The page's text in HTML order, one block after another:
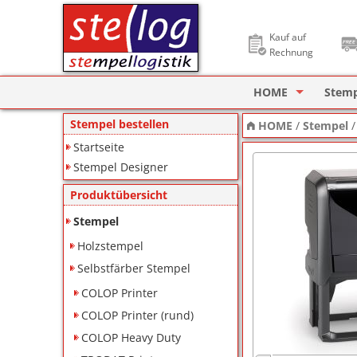
Kauf auf
Rechnung
HOME
Stempel Designer
ImageCard
Stempel bestellen
Startseite
Stempel Designer
Produktübersicht
Stempel
Holzstempel
Selbstfärber Stempel
COLOP Printer
COLOP Printer (rund)
COLOP Heavy Duty
HOME /Stempel